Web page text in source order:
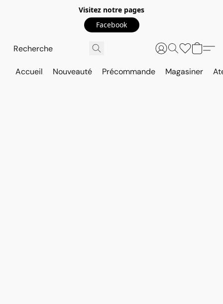
Visitez notre pages
Facebook
Accueil Nouveauté Précommande Magasiner